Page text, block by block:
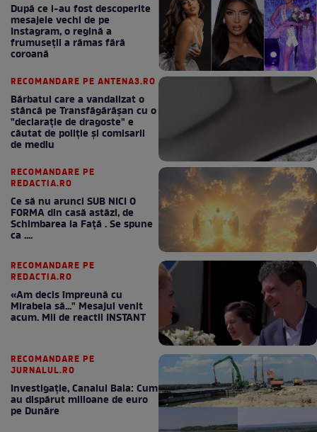
După ce i-au fost descoperite
mesajele vechi de pe
Instagram, o regină a
frumuseții a rămas fără
coroană
RECOMANDARE PE ANTENA3.RO
Bărbatul care a vandalizat o
stâncă pe Transfăgărășan cu o
"declaraţie de dragoste" e
căutat de poliție și comisarii
de mediu
RECOMANDARE PE
REDACTIA.RO
Ce să nu arunci SUB NICI O
FORMA din casă astăzi, de
Schimbarea la Față . Se spune
ca ....
RECOMANDARE PE
REDACTIA.RO
«Am decis împreună cu
Mirabela să..." Mesajul venit
acum. Mii de reactii INSTANT
RECOMANDARE PE
JURNALUL.RO
Investigație, Canalul Bala: Cum
au dispărut milioane de euro
pe Dunăre